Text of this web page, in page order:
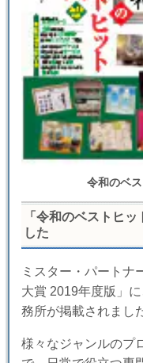
令和のベ
「令和のベストヒ
した
ミスター・パートナ
大賞 2019年度版」
務所が掲載されまし
様々なジャンルのプ